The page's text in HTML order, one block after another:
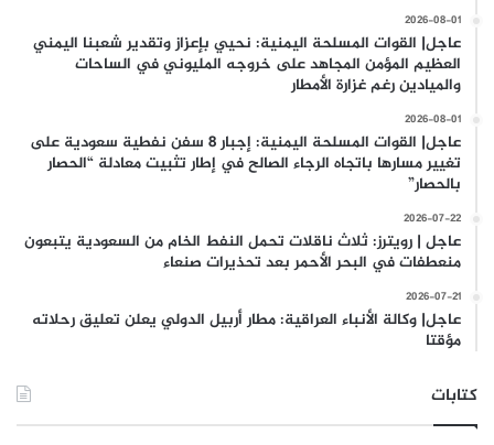
2026-08-01
عاجل| القوات المسلحة اليمنية: نحيي بإعزاز وتقدير شعبنا اليمني
العظيم المؤمن المجاهد على خروجه المليوني في الساحات
والميادين رغم غزارة الأمطار
2026-08-01
عاجل| القوات المسلحة اليمنية: إجبار 8 سفن نفطية سعودية على
تغيير مسارها باتجاه الرجاء الصالح في إطار تثبيت معادلة “الحصار
بالحصار”
2026-07-22
عاجل | رويترز: ثلاث ناقلات تحمل النفط الخام من السعودية يتبعون
منعطفات في البحر الأحمر بعد تحذيرات صنعاء
2026-07-21
عاجل| وكالة الأنباء العراقية: مطار أربيل الدولي يعلن تعليق رحلاته
مؤقتا
كتابات